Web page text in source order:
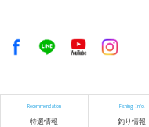
Recommendation
特選情報
Fishing Info.
釣り情報